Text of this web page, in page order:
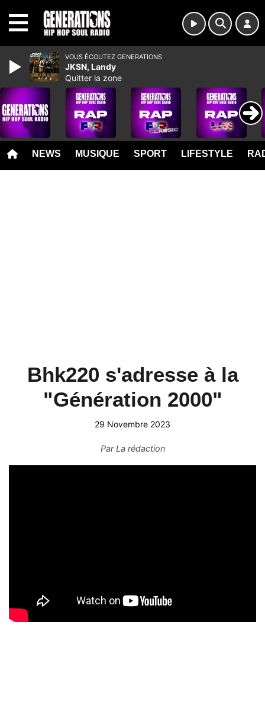
NEWS MUSIQUE SPORT LIFESTYLE
Bhk220 s'adresse à la
"Génération 2000"
29 Novembre 2023
ParLa rédaction
VOUS ÉCOUTEZ GENERATIONS
JKSN, Landy
Quitter la zone